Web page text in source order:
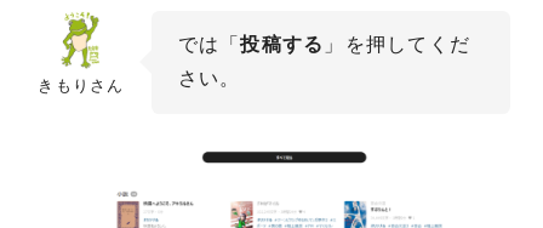
きもりさん
では「投稿する 」を押してくだ
さい。